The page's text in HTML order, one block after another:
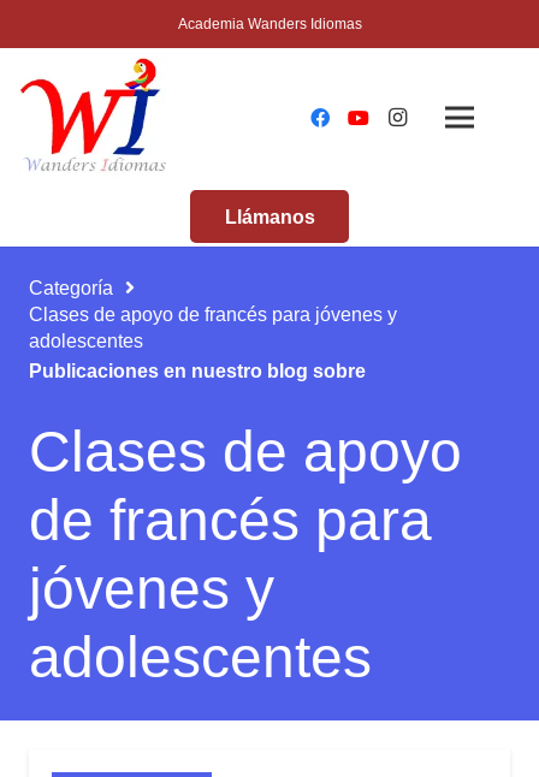
Academia Wanders Idiomas
Llámanos
Categoría
Clases de apoyo de francés para jóvenes y
adolescentes
Publicaciones en nuestro blog sobre
Clases de apoyo
de francés para
jóvenes y
adolescentes